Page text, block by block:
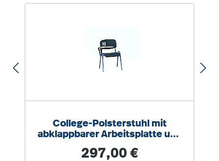
College-Polsterstuhl mit
abklappbarer Arbeitsplatte und
Regulärer Preis:
297,00 €